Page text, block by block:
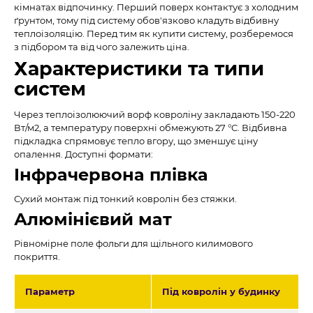
кімнатах відпочинку. Перший поверх контактує з холодним
ґрунтом, тому під систему обов'язково кладуть відбивну
теплоізоляцію. Перед тим як купити систему, розберемося
з підбором та від чого залежить ціна.
Характеристики та типи
систем
Через теплоізолюючий ворф ковроліну закладають 150-220
Вт/м2, а температуру поверхні обмежують 27 °C. Відбивна
підкладка спрямовує тепло вгору, що зменшує ціну
опалення. Доступні формати:
Інфрачервона плівка
Сухий монтаж під тонкий ковролін без стяжки.
Алюмінієвий мат
Рівномірне поле фольги для щільного килимового
покриття.
Параметр Під ковролін у будинку